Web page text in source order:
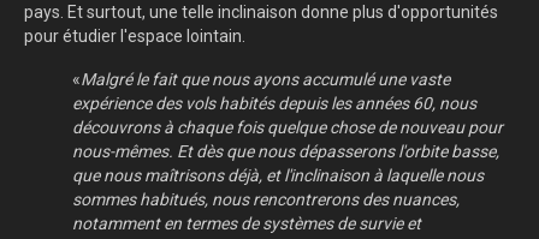
pays. Et surtout, une telle inclinaison donne plus d'opportunités
pour étudier l'espace lointain.
«Malgré le fait que nous ayons accumulé une vaste
expérience des vols habités depuis les années 60, nous
découvrons à chaque fois quelque chose de nouveau pour
nous-mêmes. Et dès que nous dépasserons l'orbite basse,
que nous maîtrisons déjà, et l'inclinaison à laquelle nous
sommes habitués, nous rencontrerons des nuances,
notamment en termes de systèmes de survie et